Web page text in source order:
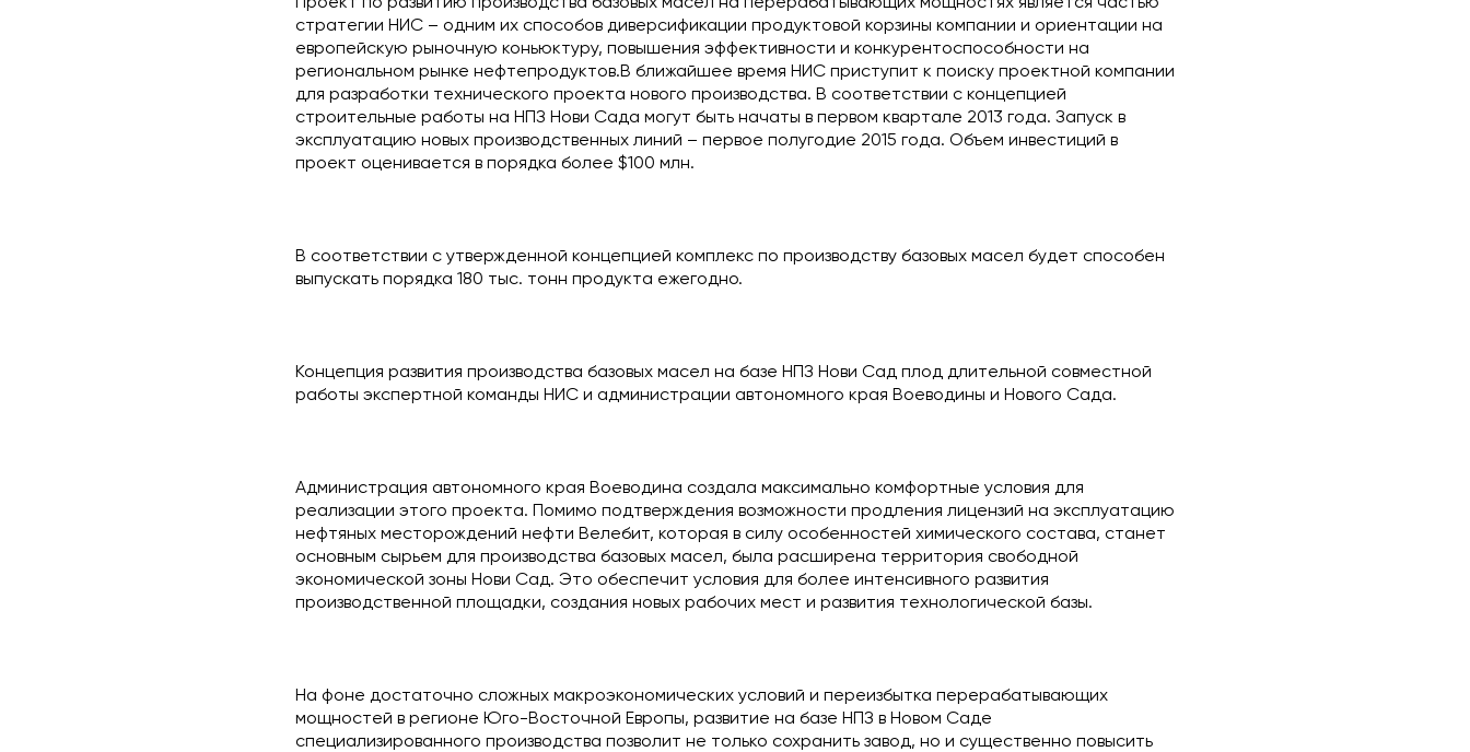
стратегии НИС – одним их способов диверсификации продуктовой корзины компании и ориентации на
европейскую рыночную коньюктуру, повышения эффективности и конкурентоспособности на
региональном рынке нефтепродуктов.В ближайшее время НИС приступит к поиску проектной компании
для разработки технического проекта нового производства. В соответствии с концепцией
строительные работы на НПЗ Нови Сада могут быть начаты в первом квартале 2013 года. Запуск в
эксплуатацию новых производственных линий – первое полугодие 2015 года. Объем инвестиций в
проект оценивается в порядка более $100 млн.
В соответствии с утвержденной концепцией комплекс по производству базовых масел будет способен
выпускать порядка 180 тыс. тонн продукта ежегодно.
Концепция развития производства базовых масел на базе НПЗ Нови Сад плод длительной совместной
работы экспертной команды НИС и администрации автономного края Воеводины и Нового Сада.
Администрация автономного края Воеводина создала максимально комфортные условия для
реализации этого проекта. Помимо подтверждения возможности продления лицензий на эксплуатацию
нефтяных месторождений нефти Велебит, которая в силу особенностей химического состава, станет
основным сырьем для производства базовых масел, была расширена территория свободной
экономической зоны Нови Сад. Это обеспечит условия для более интенсивного развития
производственной площадки, создания новых рабочих мест и развития технологической базы.
На фоне достаточно сложных макроэкономических условий и переизбытка перерабатывающих
мощностей в регионе Юго-Восточной Европы, развитие на базе НПЗ в Новом Саде
специализированного производства позволит не только сохранить завод, но и существенно повысить